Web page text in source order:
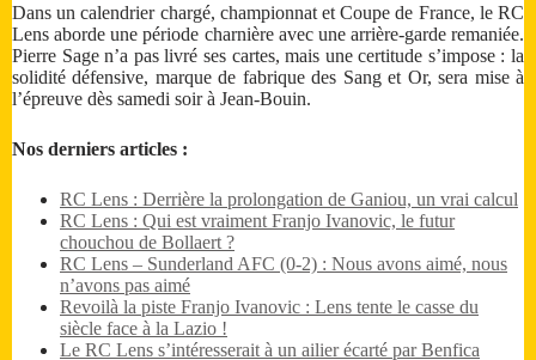
Dans un calendrier chargé, championnat et Coupe de France, le RC
Lens aborde une période charnière avec une arrière-garde remaniée.
Pierre Sage n’a pas livré ses cartes, mais une certitude s’impose : la
solidité défensive, marque de fabrique des Sang et Or, sera mise à
l’épreuve dès samedi soir à Jean-Bouin.
Nos derniers articles :
RC Lens : Derrière la prolongation de Ganiou, un vrai calcul
RC Lens : Qui est vraiment Franjo Ivanovic, le futur
chouchou de Bollaert ?
RC Lens – Sunderland AFC (0-2) : Nous avons aimé, nous
n’avons pas aimé
Revoilà la piste Franjo Ivanovic : Lens tente le casse du
siècle face à la Lazio !
Le RC Lens s’intéresserait à un ailier écarté par Benfica